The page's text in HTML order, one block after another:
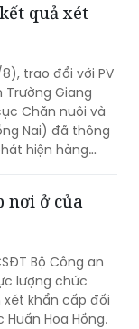
quả xét
trao đổi với PV
Trường Giang
Chăn nuôi và
Nai) đã thông
hiện hàng
dụng trong
sở chăn nuôi,
nơi ở của
Bộ Công an
lượng chức
khẩn cấp đối
Huấn Hoa Hồng.